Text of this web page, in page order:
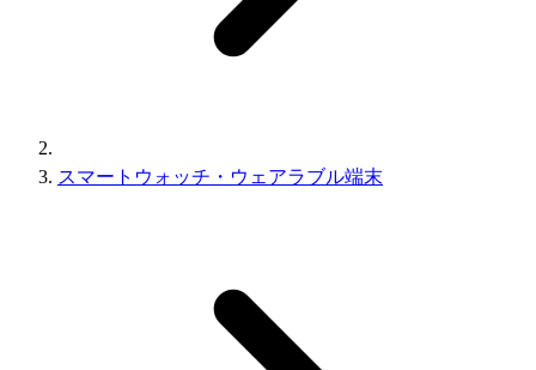
スマートウォッチ・ウェアラブル端末